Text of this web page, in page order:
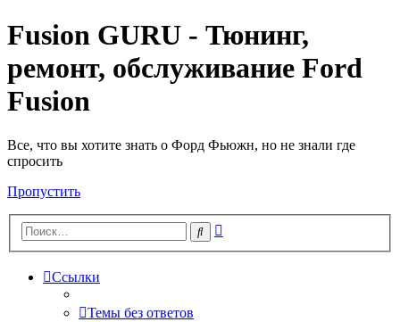
Fusion GURU - Тюнинг,
ремонт, обслуживание Ford
Fusion
Все, что вы хотите знать о Форд Фьюжн, но не знали где
спросить
Пропустить
Поиск
Ссылки
Темы без ответов